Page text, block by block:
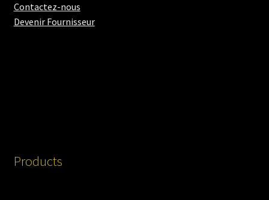
Contactez-nous
Devenir Fournisseur
Products